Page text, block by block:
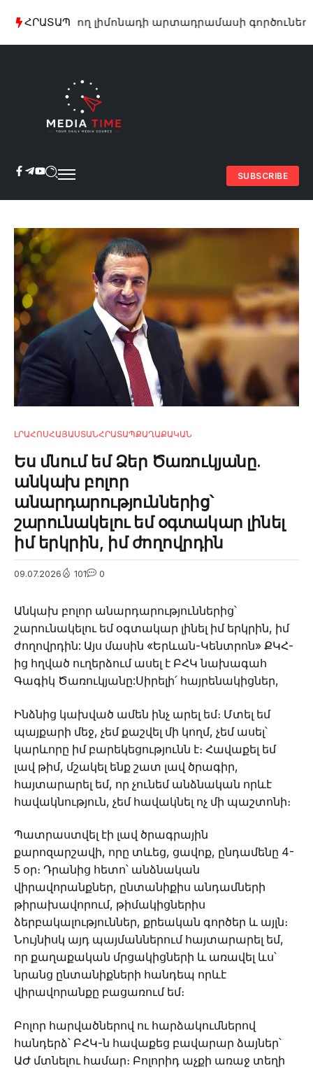
ՀՐԱՏԱՊ
գործող լիմոնադի արտադրամասի գործունեությունը
SUBSCRIBE
ԼՐԱՀՈՍՀԱՅԱՍՏԱՆՀՐԱՏԱՊՔԱՂԱՔԱԿԱՆ
Ես մնում եմ Ձեր Ծառուկյանը.
անկախ բոլոր
անարդարություններից՝
շարունակելու եմ օգտակար լինել
իմ երկրին, իմ ժողովրդին
09.07.2026 101 0
Անկախ բոլոր անարդարություններից՝
շարունակելու եմ օգտակար լինել իմ երկրին, իմ
ժողովրդին: Այս մասին «Երևան-Կենտրոն» ՔԿՀ-
ից հղված ուղերձում ասել է ԲՀԿ նախագահ
Գագիկ Ծառուկյանը:Սիրելի՛ հայրենակիցներ,
Ինձնից կախված ամեն ինչ արել եմ։ Մտել եմ
պայքարի մեջ, չեմ քաշվել մի կողմ, չեմ ասել՝
կարևորը իմ բարեկեցությունն է։ Հավաքել եմ
լավ թիմ, մշակել ենք շատ լավ ծրագիր,
հայտարարել եմ, որ չունեմ անձնական որևէ
հավակնություն, չեմ հավակնել ոչ մի պաշտոնի։
Պատրաստվել էի լավ ծրագրային
քարոզարշավի, որը տևեց, ցավոք, ընդամենը 4-
5 օր։ Դրանից հետո՝ անձնական
վիրավորանքներ, ընտանիքիս անդամների
թիրախավորում, թիմակիցներիս
ձերբակալություններ, քրեական գործեր և այլն։
Նույնիսկ այդ պայմաններում հայտարարել եմ,
որ քաղաքական մրցակիցների և առավել ևս՝
նրանց ընտանիքների հանդեպ որևէ
վիրավորանքը բացառում եմ։
Բոլոր հարվածներով ու հարձակումներով
հանդերձ՝ ԲՀԿ-ն հավաքեց բավարար ձայներ՝
ԱԺ մտնելու համար։ Բոլորիդ աչքի առաջ տեղի